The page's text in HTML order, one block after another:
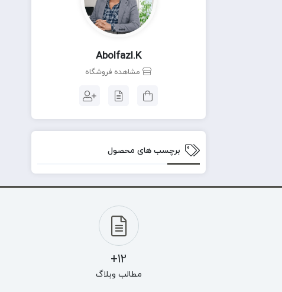
Abolfazl.k
مشاهده فروشگاه
برچسب های محصول
12+
مطالب وبلاگ